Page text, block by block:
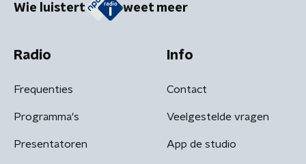
Wie luistert weet meer
Radio
Frequenties
Programma's
Presentatoren
Info
Contact
Veelgestelde vragen
App de studio